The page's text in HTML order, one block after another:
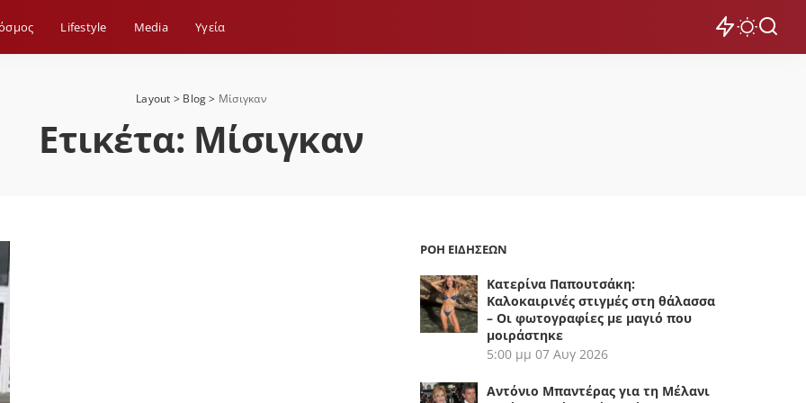
Lifestyle Media Yγεία
Layout > Blog> Μίσιγκαν
Ετικέτα: Μίσιγκαν
ΡΟΗ ΕΙΔΗΣΕΩΝ
Κατερίνα Παπουτσάκη:
Καλοκαιρινές στιγμές στη θάλασσα
– Οι φωτογραφίες με μαγιό που
μοιράστηκε
5:00 μμ 07 Αυγ 2026
Αντόνιο Μπαντέρας για τη Μέλανι